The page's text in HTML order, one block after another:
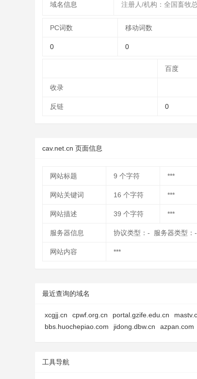
域名信息 注册人/机构：全国畜牧
PC词数 移动词数
0 0
百度
收录
反链 0
cav.net.cn 页面信息
网站标题 9 个字符 ***
网站关键词 16 个字符 ***
网站描述 39 个字符 ***
服务器信息 协议类型：- 服务器类型：
网站内容 ***
最近查询的域名
xcgjj.cn cpwf.org.cn portal.gzife.edu.cn
bbs.huochepiao.com
jidong.dbw.cn azpan.com
工具导航